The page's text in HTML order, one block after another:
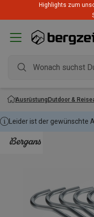
Highlights zum
AusrüstungOutdoor &
Leider ist der gewünschte